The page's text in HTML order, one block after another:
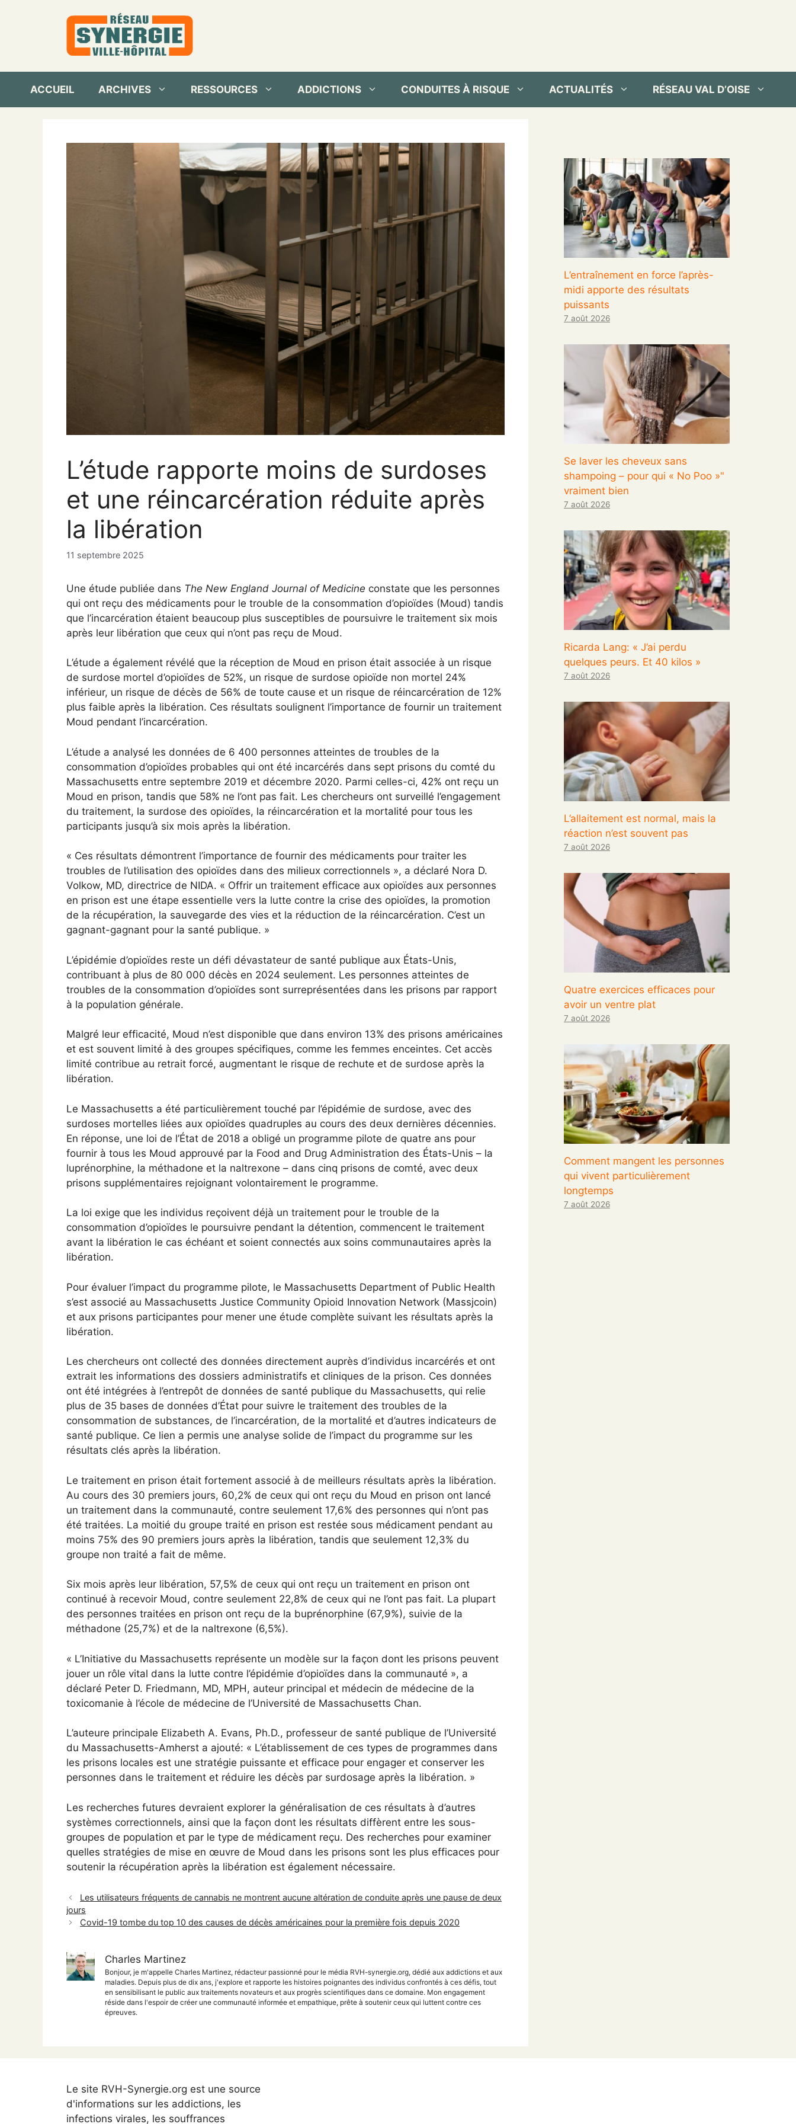
ACCUEIL ARCHIVES RESSOURCES ADDICTIONS CONDUITES À RISQUE ACTUALITÉS RÉSEAU VAL D’OISE
L’étude rapporte moins de surdoses
et une réincarcération réduite après
la libération
11 septembre 2025
Une étude publiée dans The New England Journal of Medicine constate que les personnes
qui ont reçu des médicaments pour le trouble de la consommation d’opioïdes (Moud) tandis
que l’incarcération étaient beaucoup plus susceptibles de poursuivre le traitement six mois
après leur libération que ceux qui n’ont pas reçu de Moud.
L’étude a également révélé que la réception de Moud en prison était associée à un risque
de surdose mortel d’opioïdes de 52%, un risque de surdose opioïde non mortel 24%
inférieur, un risque de décès de 56% de toute cause et un risque de réincarcération de 12%
plus faible après la libération. Ces résultats soulignent l’importance de fournir un traitement
Moud pendant l’incarcération.
L’étude a analysé les données de 6 400 personnes atteintes de troubles de la
consommation d’opioïdes probables qui ont été incarcérés dans sept prisons du comté du
Massachusetts entre septembre 2019 et décembre 2020. Parmi celles-ci, 42% ont reçu un
Moud en prison, tandis que 58% ne l’ont pas fait. Les chercheurs ont surveillé l’engagement
du traitement, la surdose des opioïdes, la réincarcération et la mortalité pour tous les
participants jusqu’à six mois après la libération.
« Ces résultats démontrent l’importance de fournir des médicaments pour traiter les
troubles de l’utilisation des opioïdes dans des milieux correctionnels », a déclaré Nora D.
Volkow, MD, directrice de NIDA. « Offrir un traitement efficace aux opioïdes aux personnes
en prison est une étape essentielle vers la lutte contre la crise des opioïdes, la promotion
de la récupération, la sauvegarde des vies et la réduction de la réincarcération. C’est un
gagnant-gagnant pour la santé publique. »
L’épidémie d’opioïdes reste un défi dévastateur de santé publique aux États-Unis,
contribuant à plus de 80 000 décès en 2024 seulement. Les personnes atteintes de
troubles de la consommation d’opioïdes sont surreprésentées dans les prisons par rapport
à la population générale.
Malgré leur efficacité, Moud n’est disponible que dans environ 13% des prisons américaines
et est souvent limité à des groupes spécifiques, comme les femmes enceintes. Cet accès
limité contribue au retrait forcé, augmentant le risque de rechute et de surdose après la
libération.
Le Massachusetts a été particulièrement touché par l’épidémie de surdose, avec des
surdoses mortelles liées aux opioïdes quadruples au cours des deux dernières décennies.
En réponse, une loi de l’État de 2018 a obligé un programme pilote de quatre ans pour
fournir à tous les Moud approuvé par la Food and Drug Administration des États-Unis – la
luprénorphine, la méthadone et la naltrexone – dans cinq prisons de comté, avec deux
prisons supplémentaires rejoignant volontairement le programme.
La loi exige que les individus reçoivent déjà un traitement pour le trouble de la
consommation d’opioïdes le poursuivre pendant la détention, commencent le traitement
avant la libération le cas échéant et soient connectés aux soins communautaires après la
libération.
Pour évaluer l’impact du programme pilote, le Massachusetts Department of Public Health
s’est associé au Massachusetts Justice Community Opioid Innovation Network (Massjcoin)
et aux prisons participantes pour mener une étude complète suivant les résultats après la
libération.
Les chercheurs ont collecté des données directement auprès d’individus incarcérés et ont
extrait les informations des dossiers administratifs et cliniques de la prison. Ces données
ont été intégrées à l’entrepôt de données de santé publique du Massachusetts, qui relie
plus de 35 bases de données d’État pour suivre le traitement des troubles de la
consommation de substances, de l’incarcération, de la mortalité et d’autres indicateurs de
santé publique. Ce lien a permis une analyse solide de l’impact du programme sur les
résultats clés après la libération.
Le traitement en prison était fortement associé à de meilleurs résultats après la libération.
Au cours des 30 premiers jours, 60,2% de ceux qui ont reçu du Moud en prison ont lancé
un traitement dans la communauté, contre seulement 17,6% des personnes qui n’ont pas
été traitées. La moitié du groupe traité en prison est restée sous médicament pendant au
moins 75% des 90 premiers jours après la libération, tandis que seulement 12,3% du
groupe non traité a fait de même.
Six mois après leur libération, 57,5% de ceux qui ont reçu un traitement en prison ont
continué à recevoir Moud, contre seulement 22,8% de ceux qui ne l’ont pas fait. La plupart
des personnes traitées en prison ont reçu de la buprénorphine (67,9%), suivie de la
méthadone (25,7%) et de la naltrexone (6,5%).
« L’Initiative du Massachusetts représente un modèle sur la façon dont les prisons peuvent
jouer un rôle vital dans la lutte contre l’épidémie d’opioïdes dans la communauté », a
déclaré Peter D. Friedmann, MD, MPH, auteur principal et médecin de médecine de la
toxicomanie à l’école de médecine de l’Université de Massachusetts Chan.
L’auteure principale Elizabeth A. Evans, Ph.D., professeur de santé publique de l’Université
du Massachusetts-Amherst a ajouté: « L’établissement de ces types de programmes dans
les prisons locales est une stratégie puissante et efficace pour engager et conserver les
personnes dans le traitement et réduire les décès par surdosage après la libération. »
Les recherches futures devraient explorer la généralisation de ces résultats à d’autres
systèmes correctionnels, ainsi que la façon dont les résultats diffèrent entre les sous-
groupes de population et par le type de médicament reçu. Des recherches pour examiner
quelles stratégies de mise en œuvre de Moud dans les prisons sont les plus efficaces pour
soutenir la récupération après la libération est également nécessaire.
Les utilisateurs fréquents de cannabis ne montrent aucune altération de conduite après une pause de deux
jours
Covid-19 tombe du top 10 des causes de décès américaines pour la première fois depuis 2020
Charles Martinez
Bonjour, je m'appelle Charles Martinez, rédacteur passionné pour le média RVH-synergie.org, dédié aux addictions et aux
maladies. Depuis plus de dix ans, j'explore et rapporte les histoires poignantes des individus confrontés à ces défis, tout
en sensibilisant le public aux traitements novateurs et aux progrès scientifiques dans ce domaine. Mon engagement
réside dans l'espoir de créer une communauté informée et empathique, prête à soutenir ceux qui luttent contre ces
épreuves.
L’entraînement en force l’après-
midi apporte des résultats
puissants
7 août 2026
Se laver les cheveux sans
shampoing – pour qui « No Poo »"
vraiment bien
7 août 2026
Ricarda Lang: « J’ai perdu
quelques peurs. Et 40 kilos »
7 août 2026
L’allaitement est normal, mais la
réaction n’est souvent pas
7 août 2026
Quatre exercices efficaces pour
avoir un ventre plat
7 août 2026
Comment mangent les personnes
qui vivent particulièrement
longtemps
7 août 2026
Le site RVH-Synergie.org est une source
d'informations sur les addictions, les
infections virales, les souffrances